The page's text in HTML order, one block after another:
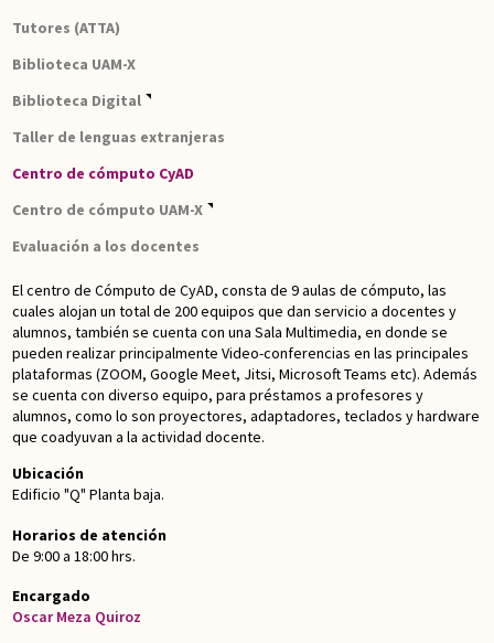
Tutores (ATTA)
Biblioteca UAM-X
Biblioteca Digital
Taller de lenguas extranjeras
Centro de cómputo CyAD
Centro de cómputo UAM-X
Evaluación a los docentes
El centro de Cómputo de CyAD, consta de 9 aulas de cómputo, las
cuales alojan un total de 200 equipos que dan servicio a docentes y
alumnos, también se cuenta con una Sala Multimedia, en donde se
pueden realizar principalmente Video-conferencias en las principales
plataformas (ZOOM, Google Meet, Jitsi, Microsoft Teams etc). Además
se cuenta con diverso equipo, para préstamos a profesores y
alumnos, como lo son proyectores, adaptadores, teclados y hardware
que coadyuvan a la actividad docente.
Ubicación
Edificio "Q" Planta baja.
Horarios de atención
De 9:00 a 18:00 hrs.
Encargado
Oscar Meza Quiroz